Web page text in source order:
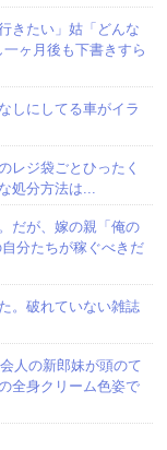
きたい」姑「どんな
ヶ月後も下書きすら
しにしてる車がイラ
レジ袋ごとひったく
処分方法は...
だが、嫁の親「俺の
分たちが稼ぐべきだ
。破れていない雑誌
人の新郎妹が頭のて
全身クリーム色姿で